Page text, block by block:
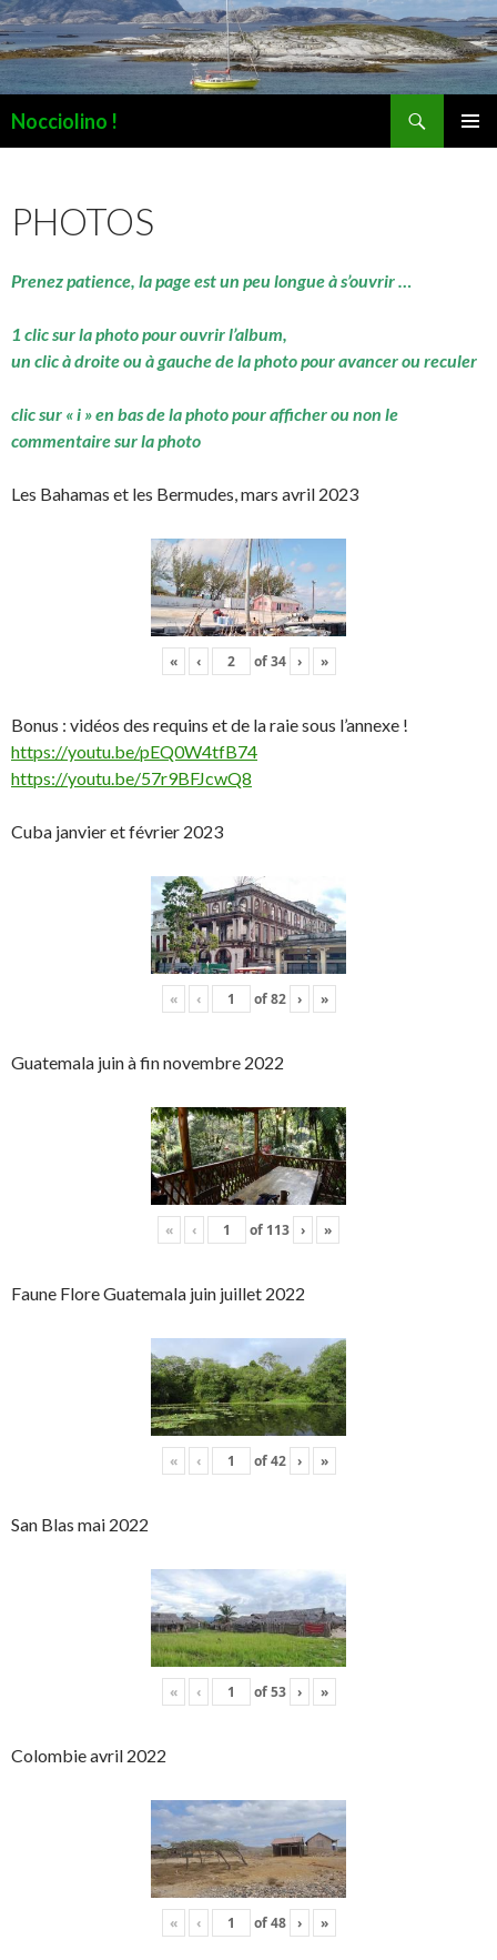
Nocciolino !
PHOTOS
Prenez patience, la page est un peu longue à s’ouvrir …
1 clic sur la photo pour ouvrir l’album,
un clic à droite ou à gauche de la photo pour avancer ou reculer
clic sur « i » en bas de la photo pour afficher ou non le
commentaire sur la photo
Les Bahamas et les Bermudes, mars avril 2023
« ‹ of34 › »
Bonus : vidéos des requins et de la raie sous l’annexe !
https://youtu.be/pEQ0W4tfB74
https://youtu.be/57r9BFJcwQ8
Cuba janvier et février 2023
« ‹ of82 › »
Guatemala juin à fin novembre 2022
« ‹ of 113 › »
Faune Flore Guatemala juin juillet 2022
« ‹ of42 › »
San Blas mai 2022
« ‹ of53 › »
Colombie avril 2022
« ‹ of48 › »